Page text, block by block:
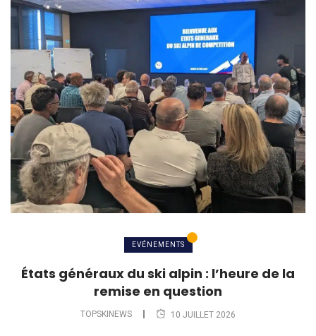
EVÉNEMENTS
États généraux du ski alpin : l’heure de la
remise en question
TOPSKINEWS 10 JUILLET 2026